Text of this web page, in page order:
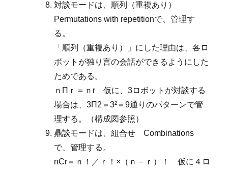
対談モードは、順列（重複あり）
Permutations with repetitionで、管理す
る。
「順列（重複あり）」にした理由は、各ロ
ボットが独り言の会話ができるようにした
ためである。
ｎΠｒ＝ｎr 仮に、3ロボットが対談する
場合は、3Π2＝3²＝9通りのパターンで管
理する。（構成図参照）
鼎談モードは、組合せ Combinations
で、管理する。
nCr＝ｎ！／ｒ！×（ｎ－ｒ）！ 仮に４ロ